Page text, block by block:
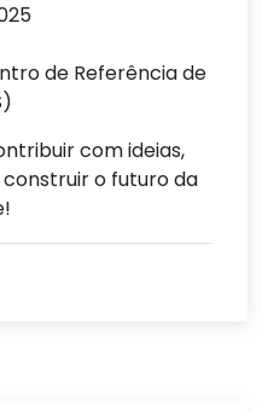
de Referência de
com ideias,
o futuro da